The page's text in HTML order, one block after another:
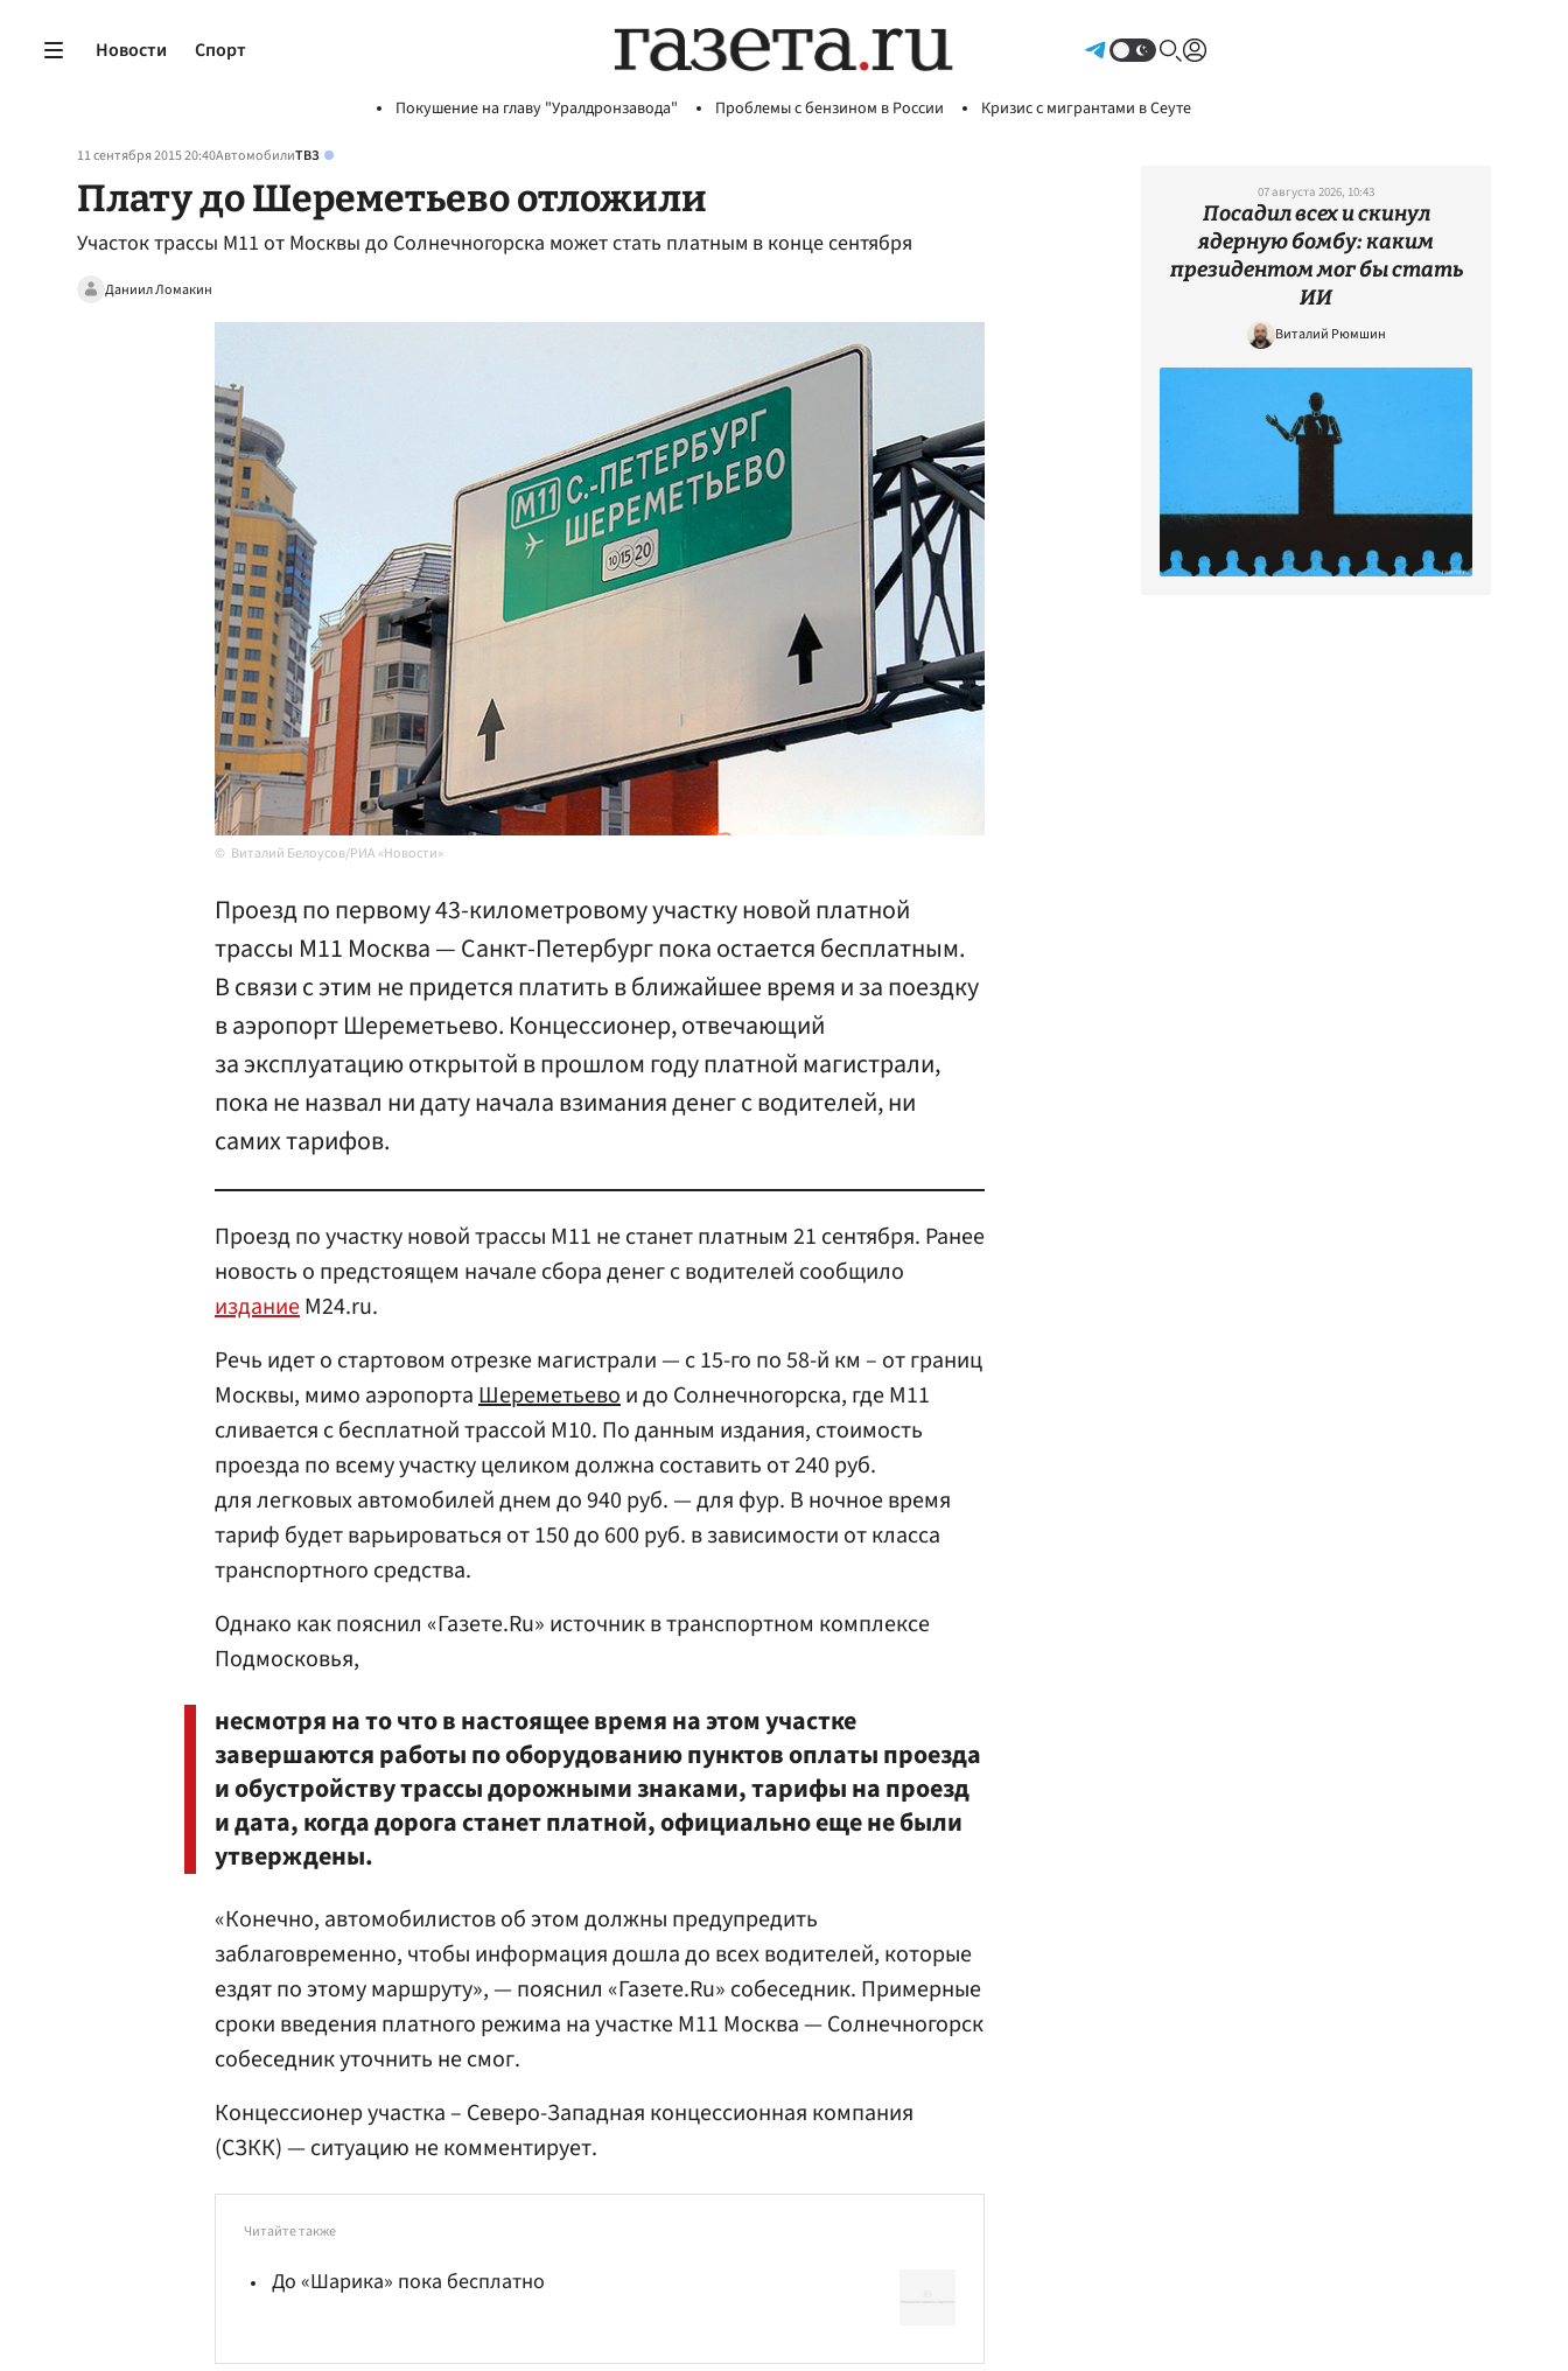
Новости Спорт
Покушение на главу "Уралдронзавода" Проблемы с бензином в России Кризис с мигрантами в Сеуте
11 сентября 2015 20:40АвтомобилиТВЗ
Плату до Шереметьево отложили
Участок трассы M11 от Москвы до Солнечногорска может стать платным в конце сентября
Даниил Ломакин
Виталий Белоусов/РИА «Новости»
Проезд по первому 43-километровому участку новой платной
трассы M11 Москва — Санкт-Петербург пока остается бесплатным.
В связи с этим не придется платить в ближайшее время и за поездку
в аэропорт Шереметьево. Концессионер, отвечающий
за эксплуатацию открытой в прошлом году платной магистрали,
пока не назвал ни дату начала взимания денег с водителей, ни
самих тарифов.
Проезд по участку новой трассы М11 не станет платным 21 сентября. Ранее
новость о предстоящем начале сбора денег с водителей сообщило
изданиеМ24.ru.
Речь идет о стартовом отрезке магистрали — с 15-го по 58-й км – от границ
Москвы, мимо аэропортаШереметьевои до Солнечногорска, где M11
сливается с бесплатной трассой M10. По данным издания, стоимость
проезда по всему участку целиком должна составить от 240 руб.
для легковых автомобилей днем до 940 руб. — для фур. В ночное время
тариф будет варьироваться от 150 до 600 руб. в зависимости от класса
транспортного средства.
Однако как пояснил «Газете.Ru» источник в транспортном комплексе
Подмосковья,
несмотря на то что в настоящее время на этом участке
завершаются работы по оборудованию пунктов оплаты проезда
и обустройству трассы дорожными знаками, тарифы на проезд
и дата, когда дорога станет платной, официально еще не были
утверждены.
«Конечно, автомобилистов об этом должны предупредить
заблаговременно, чтобы информация дошла до всех водителей, которые
ездят по этому маршруту», — пояснил «Газете.Ru» собеседник. Примерные
сроки введения платного режима на участке М11 Москва — Солнечногорск
собеседник уточнить не смог.
Концессионер участка – Северо-Западная концессионная компания
(СЗКК) — ситуацию не комментирует.
Читайте также
До «Шарика» пока бесплатно
07 августа 2026, 10:43
Посадил всех и скинул
ядерную бомбу: каким
президентом мог бы стать
ИИ
Виталий Рюмшин